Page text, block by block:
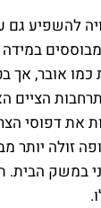
להשפיע גם
אובר, אך
הציים
את דפוסי
זולה יותר
במשק הבית.